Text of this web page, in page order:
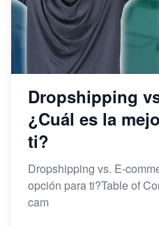
Dropshipping
¿Cuál es la
ti?
Dropshipping vs. E-
opción para ti?Table of
cam